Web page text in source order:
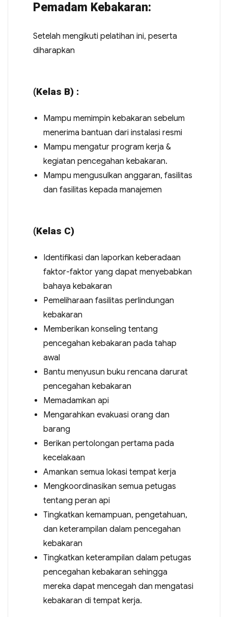
Pemadam Kebakaran:
Setelah mengikuti pelatihan ini, peserta
diharapkan
(Kelas B) :
Mampu memimpin kebakaran sebelum
menerima bantuan dari instalasi resmi
Mampu mengatur program kerja &
kegiatan pencegahan kebakaran.
Mampu mengusulkan anggaran, fasilitas
dan fasilitas kepada manajemen
(Kelas C)
Identifikasi dan laporkan keberadaan
faktor-faktor yang dapat menyebabkan
bahaya kebakaran
Pemeliharaan fasilitas perlindungan
kebakaran
Memberikan konseling tentang
pencegahan kebakaran pada tahap
awal
Bantu menyusun buku rencana darurat
pencegahan kebakaran
Memadamkan api
Mengarahkan evakuasi orang dan
barang
Berikan pertolongan pertama pada
kecelakaan
Amankan semua lokasi tempat kerja
Mengkoordinasikan semua petugas
tentang peran api
Tingkatkan kemampuan, pengetahuan,
dan keterampilan dalam pencegahan
kebakaran
Tingkatkan keterampilan dalam petugas
pencegahan kebakaran sehingga
mereka dapat mencegah dan mengatasi
kebakaran di tempat kerja.